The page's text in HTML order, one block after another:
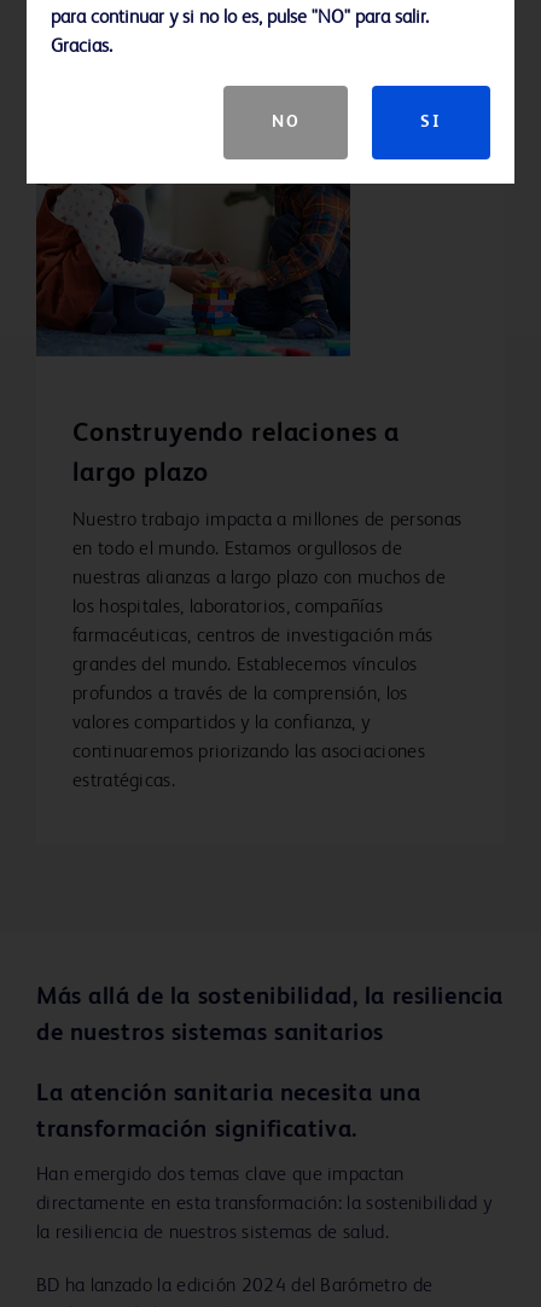
Construyendo relaciones a
largo plazo
Nuestro trabajo impacta a millones de personas
en todo el mundo. Estamos orgullosos de
nuestras alianzas a largo plazo con muchos de
los hospitales, laboratorios, compañías
farmacéuticas, centros de investigación más
grandes del mundo. Establecemos vínculos
profundos a través de la comprensión, los
valores compartidos y la confianza, y
continuaremos priorizando las asociaciones
estratégicas.
Más allá de la sostenibilidad, la resiliencia
de nuestros sistemas sanitarios
La atención sanitaria necesita una
transformación significativa.
Han emergido dos temas clave que impactan
directamente en esta transformación: la sostenibilidad y
la resiliencia de nuestros sistemas de salud.
BD ha lanzado la edición 2024 del Barómetro de
para continuar y si no lo es, pulse "NO" para salir.
Gracias.
NO SI